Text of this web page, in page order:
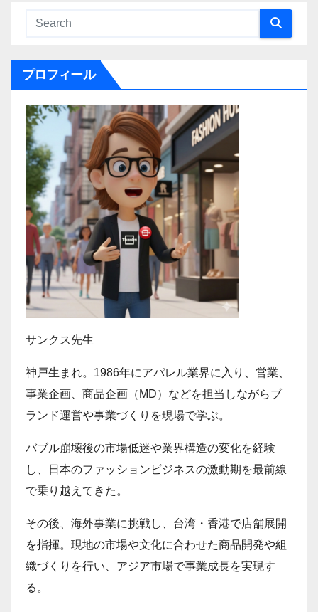
プロフィール
サンクス先生
神戸生まれ。1986年にアパレル業界に入り、営業、
事業企画、商品企画（MD）などを担当しながらブ
ランド運営や事業づくりを現場で学ぶ。
バブル崩壊後の市場低迷や業界構造の変化を経験
し、日本のファッションビジネスの激動期を最前線
で乗り越えてきた。
その後、海外事業に挑戦し、台湾・香港で店舗展開
を指揮。現地の市場や文化に合わせた商品開発や組
織づくりを行い、アジア市場で事業成長を実現す
る。